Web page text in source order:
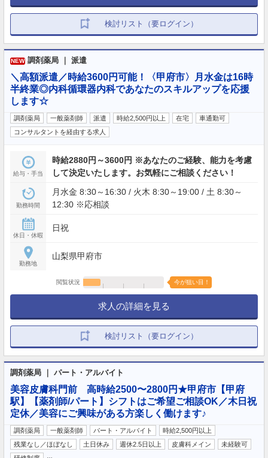
検討リスト（要ログイン）
NEW 調剤薬局 ｜ 派遣
＼高額派遣／時給3600円可能！〈甲府市〉月水金は16時
半終業◎内科循環器内科であなたのスキルアップを応援
します☆
調剤薬局 一般薬剤師 派遣 時給2,500円以上 在宅
車通勤可
コンサルタントを経由する求人
給与・手当
時給2880円～3600円 ※あなたのご経験、能力を考慮
して決定いたします。お気軽にご相談ください！
勤務時間
月水金 8:30～16:30 / 火木 8:30～19:00 / 土 8:30～
12:30 ※応相談
休日・休暇
日祝
勤務地
山梨県甲府市
閲覧状況 今が狙い目！
求人の詳細を見る
検討リスト（要ログイン）
調剤薬局 ｜ パート・アルバイト
美容皮膚科門前 高時給2500〜2800円★甲府市【甲府
駅】【薬剤師/パート】シフトはご希望ご相談OK／木日祝
定休／美容にご興味がある方楽しく働けます♪
調剤薬局 一般薬剤師 パート・アルバイト
時給2,500円以上
残業なし／ほぼなし
土日休み 週休2.5日以上 皮膚科メイン
未経験可